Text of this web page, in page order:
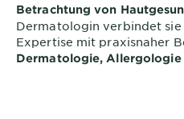
Betrachtung von
Dermatologin verbindet sie
Expertise mit praxisnaher
Dermatologie, Allergologie